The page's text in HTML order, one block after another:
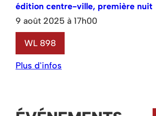
édition centre-ville, première nuit
9 août 2025 à 17h00
WL 898
Plus d'infos